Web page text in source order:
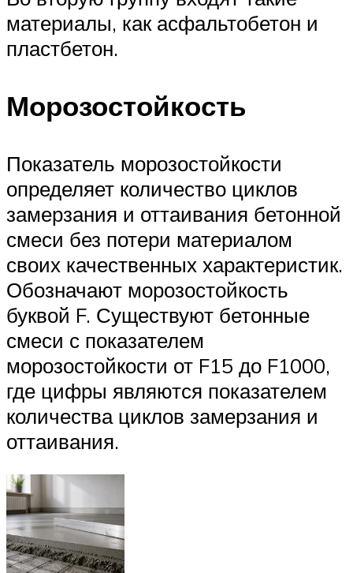
материалы, как асфальтобетон и
пластбетон.
Морозостойкость
Показатель морозостойкости
определяет количество циклов
замерзания и оттаивания бетонной
смеси без потери материалом
своих качественных характеристик.
Обозначают морозостойкость
буквой F. Существуют бетонные
смеси с показателем
морозостойкости от F15 до F1000,
где цифры являются показателем
количества циклов замерзания и
оттаивания.